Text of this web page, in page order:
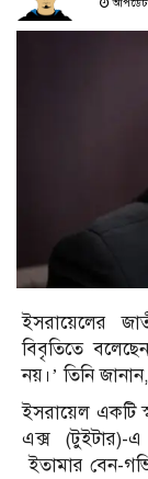
আপডেট
ইসরায়েলের
বিবৃতিতে
নয়।’ তিনি
ইসরায়েল একটি
এক্স (টুইটার)-এ
ইতামার বেন-